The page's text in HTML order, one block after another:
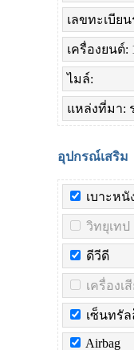
เลขทะเบีย
เครื่องยนต์:
ไมล์:
แหล่งที่มา:
อุปกรณ์เสริม
เบาะหนั
วิทยุเทป
ดีวีดี
เครื่องเ
เซ็นทรั
Airbag